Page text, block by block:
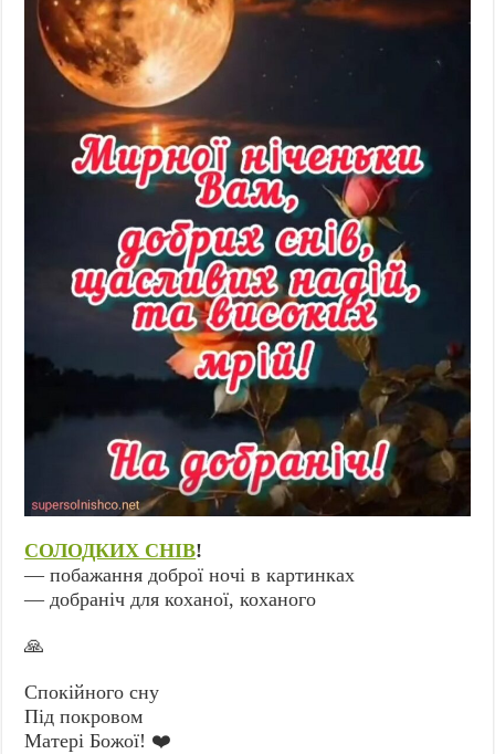
СОЛОДКИХ СНІВ!
— побажання доброї ночі в картинках
— добраніч для коханої, коханого
🙏
Спокійного сну
Під покровом
Матері Божої! ❤️